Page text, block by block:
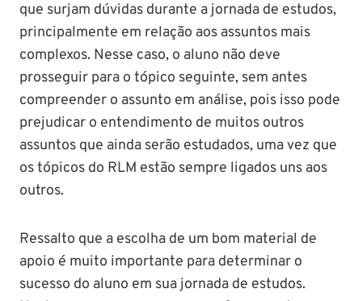
que surjam dúvidas durante a jornada de estudos,
principalmente em relação aos assuntos mais
complexos. Nesse caso, o aluno não deve
prosseguir para o tópico seguinte, sem antes
compreender o assunto em análise, pois isso pode
prejudicar o entendimento de muitos outros
assuntos que ainda serão estudados, uma vez que
os tópicos do RLM estão sempre ligados uns aos
outros.
Ressalto que a escolha de um bom material de
apoio é muito importante para determinar o
sucesso do aluno em sua jornada de estudos.